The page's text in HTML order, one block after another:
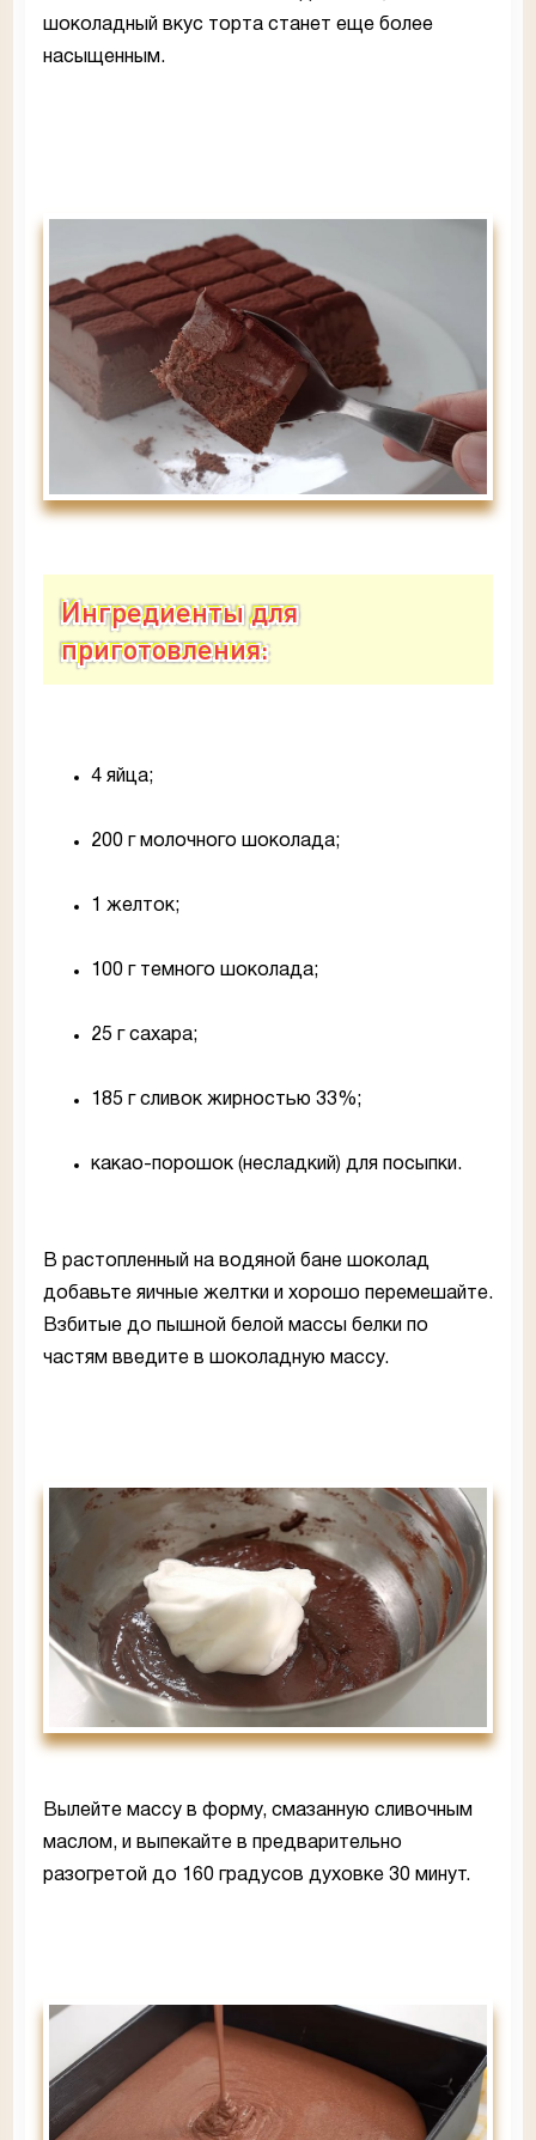
шоколадный вкус торта станет еще более
насыщенным.
Ингредиенты для
приготовления:
4 яйца;
200 г молочного шоколада;
1 желток;
100 г темного шоколада;
25 г сахара;
185 г сливок жирностью 33%;
какао-порошок (несладкий) для посыпки.
В растопленный на водяной бане шоколад
добавьте яичные желтки и хорошо перемешайте.
Взбитые до пышной белой массы белки по
частям введите в шоколадную массу.
Вылейте массу в форму, смазанную сливочным
маслом, и выпекайте в предварительно
разогретой до 160 градусов духовке 30 минут.